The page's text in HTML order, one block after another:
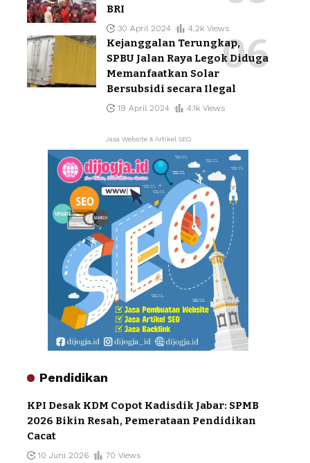
BRI
30 April 2024 4.2k Views
Kejanggalan Terungkap,
SPBU Jalan Raya Legok Diduga
Memanfaatkan Solar
Bersubsidi secara Ilegal
19 April 2024 4.1k Views
Jasa Website & Artikel SEO
Pendidikan
KPI Desak KDM Copot Kadisdik Jabar: SPMB
2026 Bikin Resah, Pemerataan Pendidikan
Cacat
10 Juni 2026 70 Views